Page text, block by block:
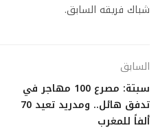
شباك فريقه السابق.
السابق
سبتة: مصرع 100 مهاجر في
تدفق هائل.. ومدريد تعيد 70
ألفاً للمغرب